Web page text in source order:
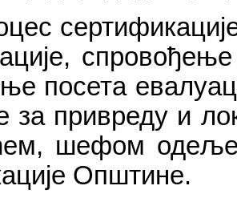
посета
привреду и
шефом
Општине.